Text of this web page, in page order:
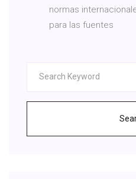
normas
para las fuentes